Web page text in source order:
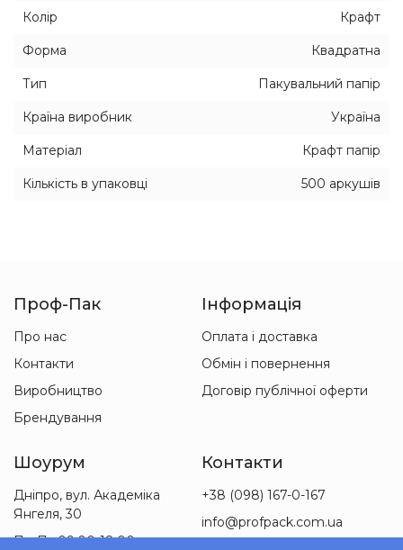
Колір Крафт
Форма Квадратна
Тип Пакувальний папір
Країна виробник Україна
Матеріал Крафт папір
Кількість в упаковці 500 аркушів
Проф-Пак
Про нас
Контакти
Виробництво
Брендування
Інформація
Оплата і доставка
Обмін і повернення
Договір публічної оферти
Шоурум
Дніпро, вул. Академіка
Янгеля, 30
Пн-Пт 09:00-18:00
Контакти
+38 (098) 167-0-167
info@profpack.com.ua